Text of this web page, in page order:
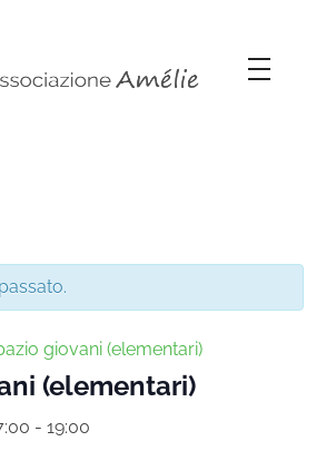
giovani (elementari)
(elementari)
- 19:00